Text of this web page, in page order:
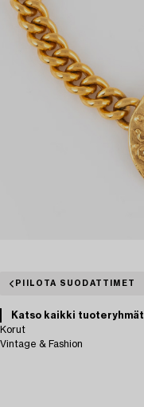
PIILOTA SUODATTIMET
Katso kaikki tuoteryhmät
Korut
Vintage & Fashion